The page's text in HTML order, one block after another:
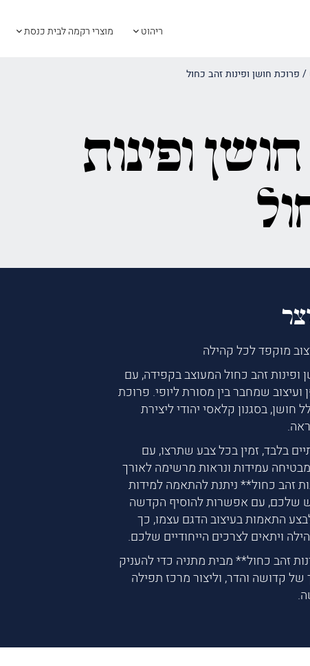
ריהוט מוצרי רקמה לבית כנסת
/ פרוכת חושן ופינות זהב כחול
ופינות
מוקפד לכל קהילה
ופינות זהב כחול המעוצב בקפידה, עם
ועיצוב שמחבר בין מסורת ליופי. פרוכת
חושן, בסגנון קלאסי יהודי ליצירת
בלבד, זמין בכל צבע שתרצו, עם
עמידות ונראות מרשימה לאורך
זהב כחול** ניתנת להתאמה למידות
שלכם, עם אפשרות להוסיף הקדשה
התאמות בעיצוב הדגם עצמו, כך
ויתאים לצרכים הייחודיים שלכם.
זהב כחול** מבית מתניה כדי להעניק
קדושה והדר, וליצור מרכז תפילה